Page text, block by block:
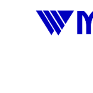
В связи с
отпускных
цены на